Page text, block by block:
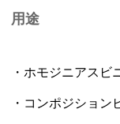
用途
・ホモジニアスビ
・コンポジション